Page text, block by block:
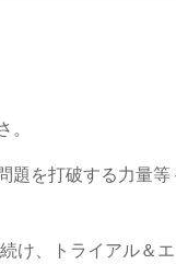
。
を打破する力量
、トライアル＆